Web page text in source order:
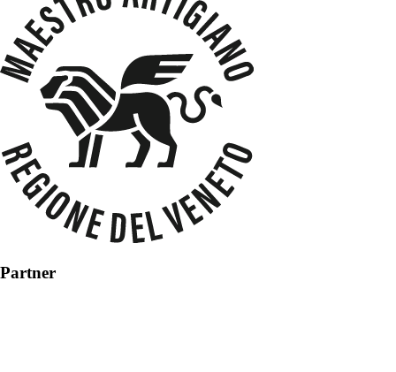
Partner